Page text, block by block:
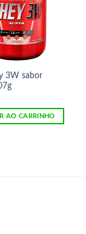
3W sabor
AO CARRINHO